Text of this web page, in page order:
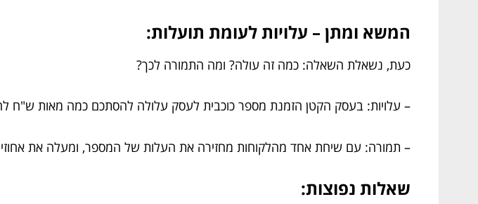
המשא ומתן – עלויות לעומת תועלות:
כעת, נשאלת השאלה: כמה זה עולה? ומה התמורה לכך?
– עלויות: בעסק הקטן הזמנת מספר כוכבית לעסק עלולה להסתכם כמה מאות ש"ח
– תמורה: עם שיחת אחד מהלקוחות מחזירה את העלות של המספר, ומעלה את
שאלות נפוצות: